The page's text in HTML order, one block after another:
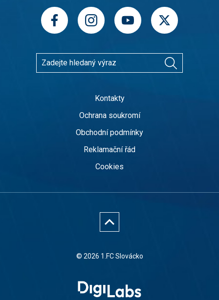
Kontakty
Ochrana soukromí
Obchodní podmínky
Reklamační řád
Cookies
© 2026 1.FC Slovácko